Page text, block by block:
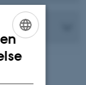
ENGLISH